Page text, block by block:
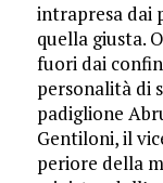
intrapresa dai
quella giusta.
fuori dai
personalità di
padiglione
Gentiloni, il
periore della